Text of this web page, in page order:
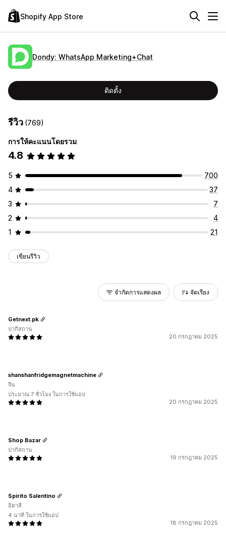
Shopify App Store
Dondy: WhatsApp Marketing+Chat
ติดตั้ง
รีวิว (769)
การให้คะแนนโดยรวม
4.8
5
700
4
37
3
7
2
4
1
21
เขียนรีวิว
จำกัดการแสดงผล จัดเรียง
20 กรกฎาคม 2025
Getnext.pk
ปากีสถาน
20 กรกฎาคม 2025
shanshanfridgemagnetmachine
จีน
ประมาณ 7 ชั่วโมง ในการใช้แอป
19 กรกฎาคม 2025
Shop Bazar
ปากีสถาน
18 กรกฎาคม 2025
Spirito Salentino
อิตาลี
4 นาที ในการใช้แอป